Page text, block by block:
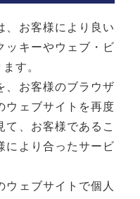
、お客様により良い
ッキーやウェブ・ビ
す。
、お客様のブラウザ
ウェブサイトを再度
て、お客様であるこ
により合ったサービ
ウェブサイトで個人